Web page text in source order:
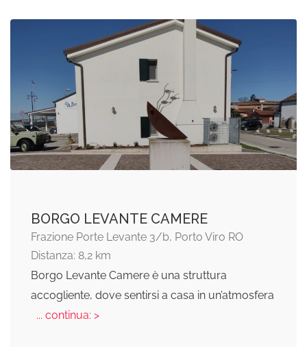
BORGO LEVANTE CAMERE
Frazione Porte Levante 3/b, Porto Viro RO
Distanza: 8,2 km
Borgo Levante Camere è una struttura
accogliente, dove sentirsi a casa in un’atmosfera
... continua: >